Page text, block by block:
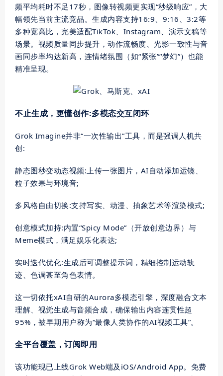
频平均耗时不足17秒，图像转视频更实现“秒级响应”，大
幅领先当前主流竞品。生成内容支持16:9、9:16、3:2等
多种宽高比，完美适配TikTok、Instagram、演示文稿等
场景。视频质量同步提升，动作流畅度、光影一致性与音
画同步率均达新高，连情绪氛围（如“紧张”“梦幻”）也能
精准呈现。
不止生成，更懂创作:多模态交互闭环
Grok Imagine并非“一次性输出”工具，而是强调人机共
创:
静态图秒变动态视频:上传一张图片，AI自动添加运镜、
粒子效果与环境音;
多风格自由切换:支持写实、动漫、抽象艺术等渲染模式;
创意模式加持:内置“Spicy Mode”（开放创意边界）与
Meme模式，满足娱乐化表达;
实时迭代优化:生成后可调整提示词，精细控制运动轨
迹、色调甚至角色表情。
这一切依托xAI自研的Aurora多模态引擎，深度融合文本
理解、视觉生成与音频合成，确保输出内容连贯性超
95%，被早期用户称为“最像人类协作的AI视频工具”。
全平台覆盖，订阅即用
该功能现已上线Grok Web端及iOS/Android App。免费